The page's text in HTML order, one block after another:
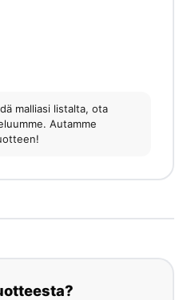
malliasi listalta, ota
Autamme